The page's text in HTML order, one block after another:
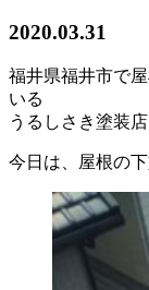
2020.03.31
福井県福井市で
いる
うるしさき塗装
今日は、屋根の